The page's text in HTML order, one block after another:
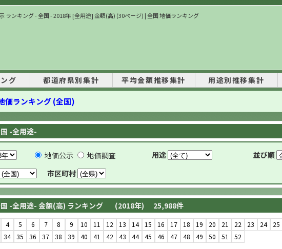
ランキング - 全国 - 2018年 [全用途] 金額(高) (30ページ) | 全国 地価ランキング
グ 都道府県別集計 平均金額推移集計 用途別推移集計
価ランキング (全国)
-全用途-
地価公示 地価調査 用途
並び順
市区町村
-全用途- 金額(高) ランキング (2018年) 25,988件
4 5 6 7 8 9 10 11 12 13 14 15 16 17 18 19 20 21 22 23 24 25
34 35 36 37 38 39 40 41 42 43 44 45 46 47 48 49 50 51 52